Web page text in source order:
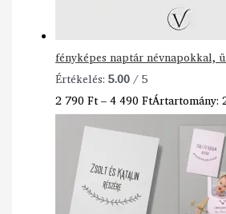
fényképes naptár névnapokkal,
Értékelés:5.00/ 5
2 790Ft–4 490FtÁrtartomány: